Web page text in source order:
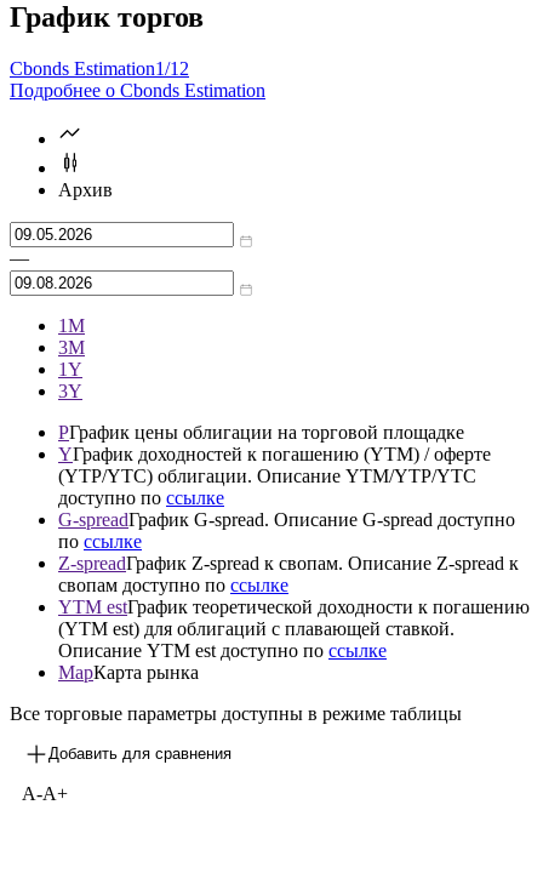
График торгов
Cbonds Estimation1/12
Подробнее о Cbonds Estimation
Архив
—
1М
3М
1Y
3Y
PГрафик цены облигации на торговой площадке
YГрафик доходностей к погашению (YTM) / оферте
(YTP/YTC) облигации. Описание YTM/YTP/YTC
доступно по ссылке
G-spreadГрафик G-spread. Описание G-spread доступно
по ссылке
Z-spreadГрафик Z-spread к свопам. Описание Z-spread к
свопам доступно по ссылке
YTM estГрафик теоретической доходности к погашению
(YTM est) для облигаций с плавающей ставкой.
Описание YTM est доступно по ссылке
MapКарта рынка
Все торговые параметры доступны в режиме таблицы
Добавить для сравнения